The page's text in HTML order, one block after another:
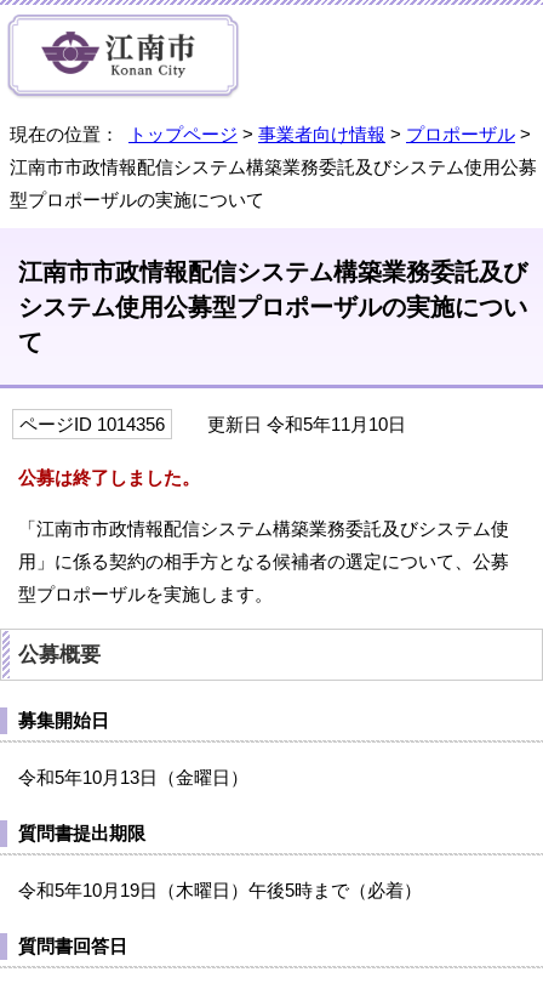
現在の位置： トップページ > 事業者向け情報 > プロポーザル >
江南市市政情報配信システム構築業務委託及びシステム使用公募
型プロポーザルの実施について
江南市市政情報配信システム構築業務委託及び
システム使用公募型プロポーザルの実施につい
て
ページID 1014356 更新日 令和5年11月10日
公募は終了しました。
「江南市市政情報配信システム構築業務委託及びシステム使
用」に係る契約の相手方となる候補者の選定について、公募
型プロポーザルを実施します。
公募概要
募集開始日
令和5年10月13日（金曜日）
質問書提出期限
令和5年10月19日（木曜日）午後5時まで（必着）
質問書回答日